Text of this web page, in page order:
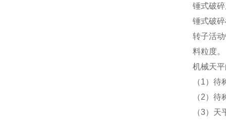
锤式破
锤式破
转子活
料粒度。
机械天
（1）
（2）
（3）